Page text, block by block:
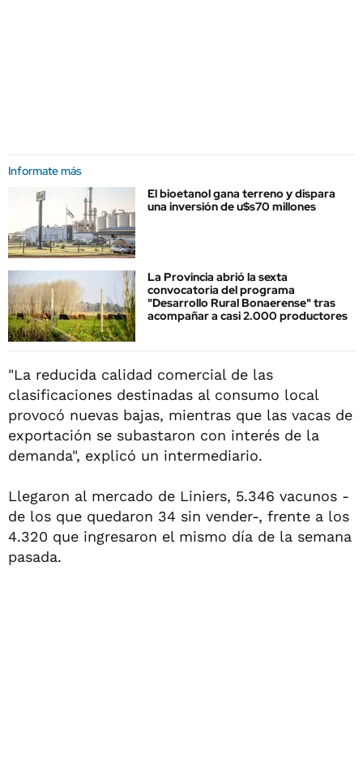
Informate más
El bioetanol gana terreno y dispara
una inversión de u$s70 millones
La Provincia abrió la sexta
convocatoria del programa
"Desarrollo Rural Bonaerense" tras
acompañar a casi 2.000 productores
"La reducida calidad comercial de las
clasificaciones destinadas al consumo local
provocó nuevas bajas, mientras que las vacas de
exportación se subastaron con interés de la
demanda", explicó un intermediario.
Llegaron al mercado de Liniers, 5.346 vacunos -
de los que quedaron 34 sin vender-, frente a los
4.320 que ingresaron el mismo día de la semana
pasada.